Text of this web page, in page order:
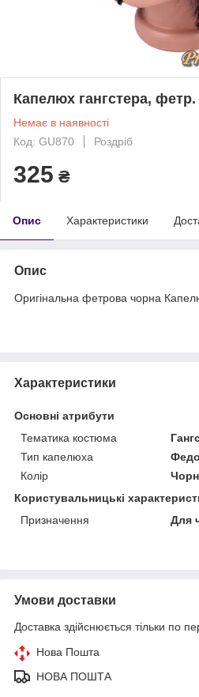
Капелюх гангстера, фетр.
Немає в наявності
Код: GU870
Роздріб
325 ₴
Опис Характеристики
Опис
Оригінальна фетрова чорна
Характеристики
Основні атрибути
Тематика костюма
Тип капелюха
Колір
Користувальницькі
Призначення
Для
Умови доставки
Доставка здійснюється тільки по
Нова Пошта
НОВА ПОШТА